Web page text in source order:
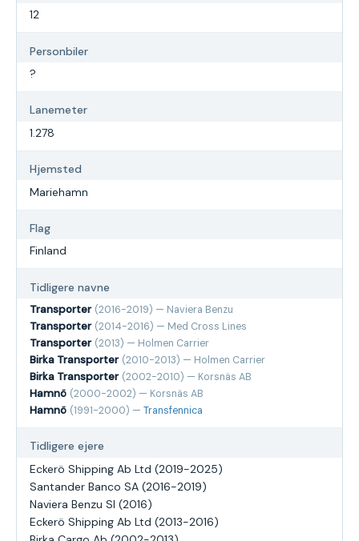
12
Personbiler
?
Lanemeter
1.278
Hjemsted
Mariehamn
Flag
Finland
Tidligere navne
Transporter (2016-2019) — Naviera Benzu
Transporter (2014-2016) — Med Cross Lines
Transporter (2013) — Holmen Carrier
Birka Transporter (2010-2013) — Holmen Carrier
Birka Transporter (2002-2010) — Korsnäs AB
Hamnö (2000-2002) — Korsnäs AB
Hamnö (1991-2000) — Transfennica
Tidligere ejere
Eckerö Shipping Ab Ltd (2019-2025)
Santander Banco SA (2016-2019)
Naviera Benzu Sl (2016)
Eckerö Shipping Ab Ltd (2013-2016)